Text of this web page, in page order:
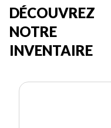
DÉCOUVREZ
NOTRE
INVENTAIRE